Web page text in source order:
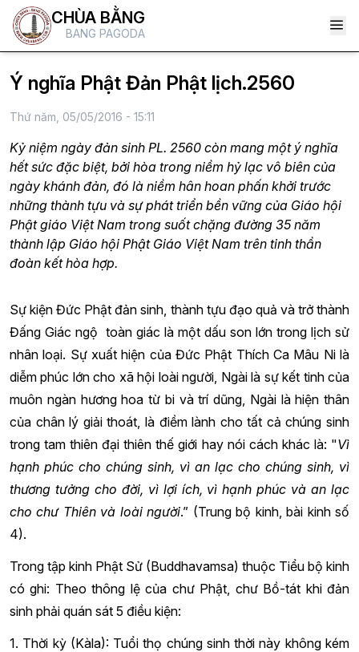
CHÙA BẰNG
BANG PAGODA
Ý nghĩa Phật Đản Phật lịch.2560
Thứ năm, 05/05/2016 - 15:11
Kỷ niệm ngày đản sinh PL. 2560 còn mang một ý nghĩa
hết sức đặc biệt, bởi hòa trong niềm hỷ lạc vô biên của
ngày khánh đản, đó là niềm hân hoan phấn khởi trước
những thành tựu và sự phát triển bền vững của Giáo hội
Phật giáo Việt Nam trong suốt chặng đường 35 năm
thành lập Giáo hội Phật Giáo Việt Nam trên tinh thần
đoàn kết hòa hợp.
Sự kiện Đức Phật đản sinh, thành tựu đạo quả và trở thành
Đấng Giác ngộ toàn giác là một dấu son lớn trong lịch sử
nhân loại. Sự xuất hiện của Đức Phật Thích Ca Mâu Ni là
diễm phúc lớn cho xã hội loài người, Ngài là sự kết tinh của
muôn ngàn hương hoa từ bi và trí dũng, Ngài là hiện thân
của chân lý giải thoát, là điềm lành cho tất cả chúng sinh
trong tam thiên đại thiên thế giới hay nói cách khác là: "Vì
hạnh phúc cho chúng sinh, vì an lạc cho chúng sinh, vì
thương tưởng cho đời, vì lợi ích, vì hạnh phúc và an lạc
cho chư Thiên và loài người.” (Trung bộ kinh, bài kinh số
4).
Trong tập kinh Phật Sử (Buddhavamsa) thuộc Tiểu bộ kinh
có ghi: Theo thông lệ của chư Phật, chư Bồ-tát khi đản
sinh phải quán sát 5 điều kiện:
1. Thời kỳ (Kàla): Tuổi thọ chúng sinh thời này không kém